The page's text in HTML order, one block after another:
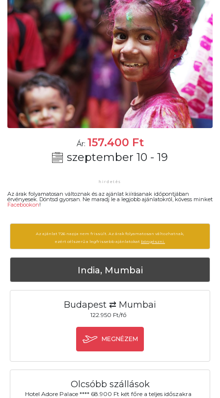
Ár: 157.400 Ft
szeptember 10 - 19
Az árak folyamatosan változnak és az ajánlat kiírásanak időpontjában
érvényesek. Döntsd gyorsan. Ne maradj le a legjobb ajánlatokról, kövess minket
Facebookon!
Az ajánlat 726 napja nem frissült. Az árak folyamatosan változhatnak,
ezért célszerű a legfrissebb ajánlatokat böngészni.
India, Mumbai
Budapest ⇄ Mumbai
122.950 Ft/fő
MEGNÉZEM
Olcsóbb szállások
Hotel Adore Palace **** 68.900 Ft két főre a teljes időszakra